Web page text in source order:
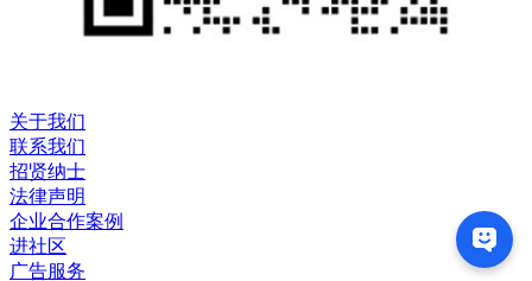
关于我们
联系我们
招贤纳士
法律声明
企业合作案例
进社区
广告服务